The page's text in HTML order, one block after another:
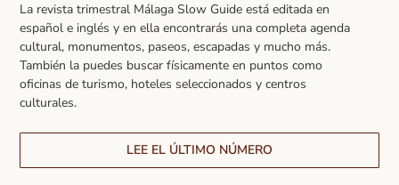
La revista trimestral Málaga Slow Guide está editada en
español e inglés y en ella encontrarás una completa agenda
cultural, monumentos, paseos, escapadas y mucho más.
También la puedes buscar físicamente en puntos como
oficinas de turismo, hoteles seleccionados y centros
culturales.
LEE EL ÚLTIMO NÚMERO